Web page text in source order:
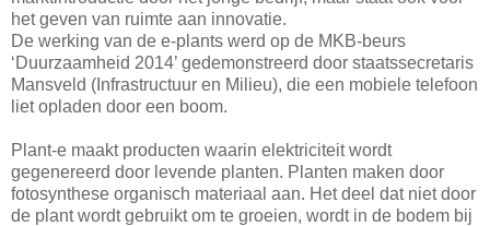
het geven van ruimte aan innovatie.
De werking van de e-plants werd op de MKB-beurs
‘Duurzaamheid 2014’ gedemonstreerd door staatssecretaris
Mansveld (Infrastructuur en Milieu), die een mobiele telefoon
liet opladen door een boom.
Plant-e maakt producten waarin elektriciteit wordt
gegenereerd door levende planten. Planten maken door
fotosynthese organisch materiaal aan. Het deel dat niet door
de plant wordt gebruikt om te groeien, wordt in de bodem bij